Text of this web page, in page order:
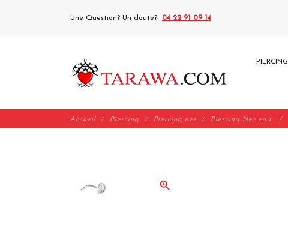
Une Question? Un doute? 04 22 91 09 14
PIERCING
Accueil Piercing Piercing nez Piercing Nez en L
zoom_in